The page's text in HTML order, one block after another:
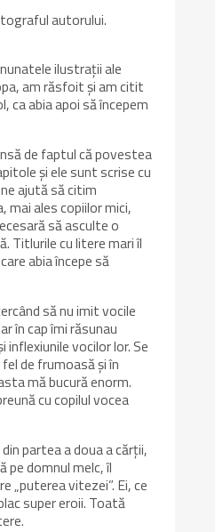
autorului.
ilustrații ale
am răsfoit și am citit
ca abia apoi să începem
de faptul că povestea
și ele sunt scrise cu
ajută să citim
ales copiilor mici,
să asculte o
Titlurile cu litere mari îl
abia începe să
să nu imit vocile
în cap îmi răsunau
vocilor lor. Se
de frumoasă și în
mă bucură enorm.
cu copilul vocea
partea a doua a cărții,
pe domnul melc, îl
„puterea vitezei”. Ei, ce
super eroii. Toată